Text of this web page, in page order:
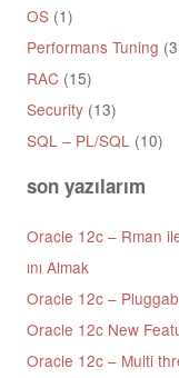
OS(1)
Performans Tuning
RAC (15)
Security(13)
SQL – PL/SQL (10)
son yazılarım
Oracle 12c – Rman
ını Almak
Oracle 12c –
Oracle 12c New
Oracle 12c – Multi